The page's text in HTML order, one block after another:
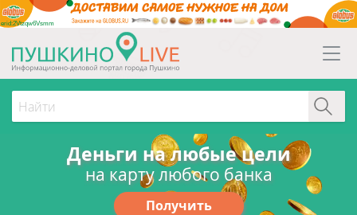
erid:2Vtzqw6Vsmm
Деньги на любые цели
на карту любого банка
Получить